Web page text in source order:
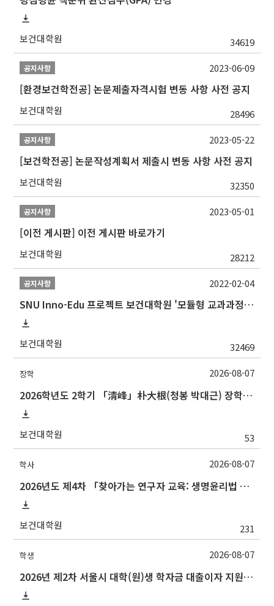
보건대학원 34619
공지사항
[환경보건학전공] 논문제출자격시험 변동 사항 사전 공지
보건대학원 28496
2023-06-09
공지사항
[보건학전공] 논문작성계획서 제출시 변동 사항 사전 공지
보건대학원 32350
2023-05-22
공지사항
[이전 게시판] 이전 게시판 바로가기
보건대학원 28212
2023-05-01
공지사항
SNU Inno-Edu 프로젝트 보건대학원 '모듈형 교과과정' 안내(revised 2022/2/28)
보건대학원 32469
2022-02-04
장학
2026학년도 2학기 「淸峰」朴大根(청봉 박대근) 장학금 신청 안내
보건대학원 53
2026-08-07
학사
2026년도 제4차 「찾아가는 연구자 교육: 생명윤리법 및 IRB 심의의뢰서 작성법」 교육 안내
보건대학원 231
2026-08-07
학생
2026년 제2차 서울시 대학(원)생 학자금 대출이자 지원 안내
2026-08-07